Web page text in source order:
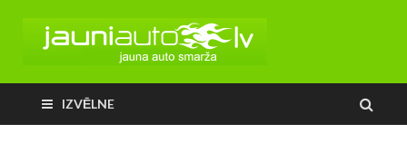
IZVĒLNE